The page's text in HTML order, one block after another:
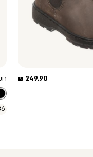
מחיר
249.90 ₪